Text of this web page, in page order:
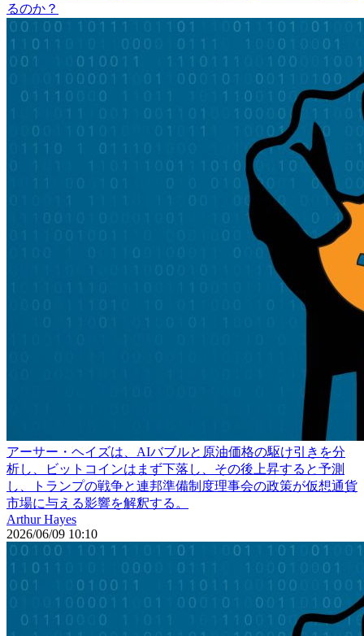
るのか？
アーサー・ヘイズは、AIバブルと原油価格の駆け引きを分
析し、ビットコインはまず下落し、その後上昇すると予測
し、トランプの戦争と連邦準備制度理事会の政策が仮想通貨
市場に与える影響を解釈する。
Arthur Hayes
2026/06/09 10:10